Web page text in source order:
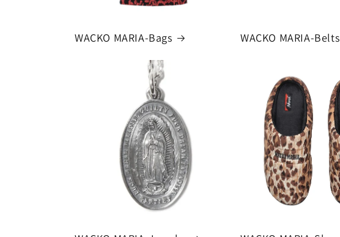
WACKO MARIA-Bags WACKO MARIA-Belts